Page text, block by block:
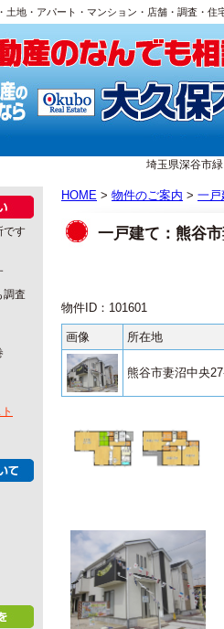
土地・アパート・マンション・店舗・調査・
埼玉県深谷市
HOME > 物件のご案内 > 一戸
一戸建て：熊谷
物件ID：101601
画像 所在地
熊谷市妻沼中央
です
調査